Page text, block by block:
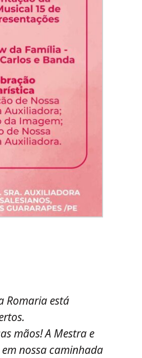
Romaria está
mãos! A Mestra e
nossa caminhada